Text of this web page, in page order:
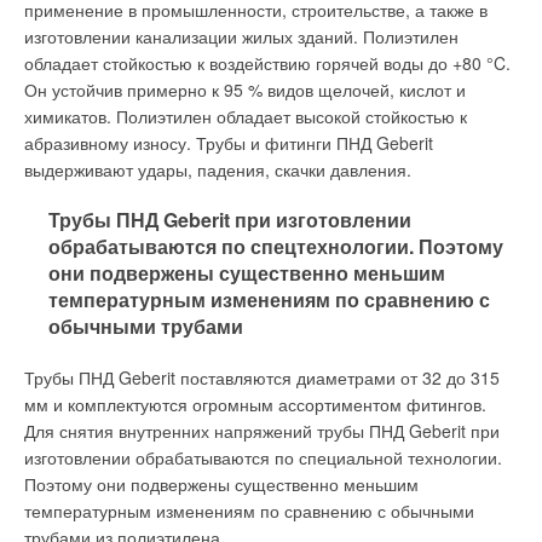
применение в промышленности, строительстве, а также в
изготовлении канализации жилых зданий. Полиэтилен
обладает стойкостью к воздействию горячей воды до +80 °C.
Он устойчив примерно к 95 % видов щелочей, кислот и
химикатов. Полиэтилен обладает высокой стойкостью к
абразивному износу. Трубы и фитинги ПНД Geberit
выдерживают удары, падения, скачки давления.
Трубы ПНД Geberit при изготовлении
обрабатываются по спецтехнологии. Поэтому
они подвержены существенно меньшим
температурным изменениям по сравнению с
обычными трубами
Трубы ПНД Geberit поставляются диаметрами от 32 до 315
мм и комплектуются огромным ассортиментом фитингов.
Для снятия внутренних напряжений трубы ПНД Geberit при
изготовлении обрабатываются по специальной технологии.
Поэтому они подвержены существенно меньшим
температурным изменениям по сравнению с обычными
1.3 Термостатические смесители.У них две рукоятки.
Одной рукояткой настраивается заданная температура
воды, а другой — обеспечивается требуемый расход воды.
Благодаря наличию специального термочувствительного
устройства изменение давления и температуры воды в
трубопроводах не сказывается на температуре воды,
вытекающей из излива или из душевой сетки
термостатического смесителя. Это очень удобно в ванной,
но не подходит для кухни, так как при работе на кухне
периодически нужна вода разной температуры. Следует
предупредить, что в недавние времена не все
термосмесители были способны в процессе эксплуатации
стабильно поддерживать заданную температуру, а при
изменении расхода одномоментно выходить на заданную
температуру. Поэтому при покупке термосмесителя следует
предварительно навести справки о качестве работы фирмы-
производителя термосмесителей.
После закрытия воды однорычажным
немало модификаций, но все это были лишь «вариации на
тему» эталонного трубного ключа.
При всем многообразии вариантов и
модификаций ключей общие требования к
этому инструменту за прошедшие десятилетия
не изменились: точный и прочный захват,
эргономичность, надежность и, конечно,
долговечность
Ключи бывают разные...
За минувшие десятилетия появилось немало
выполнение определенного круга задач:
1. Прямой трубный ключ— имеющий классическую форму
наследник первых ключей, самый распространенный и по-
прежнему незаменимый для операций с трубами и с
любыми объектами, имеющими грани. Его щеки